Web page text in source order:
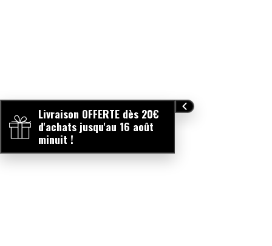
Livraison OFFERTE dès 20€
d'achats jusqu'au 16 août
minuit !